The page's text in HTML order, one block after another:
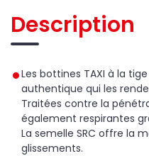
Description
Les bottines TAXI à la
authentique qui les
Traitées contre la
également respirantes
La semelle SRC offre la
glissements.